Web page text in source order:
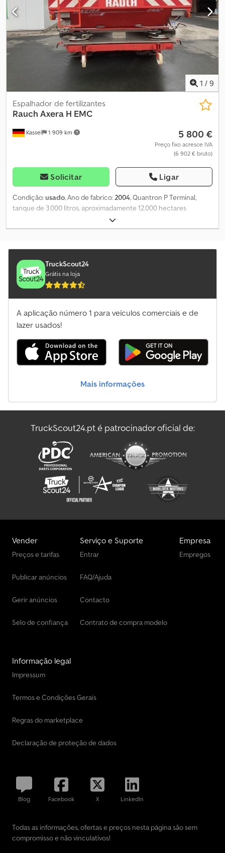
1 / 9
Kassel 1 909 km
Espalhador de fertilizantes
Rauch Axera H EMC
5 800 €
Preço fixo acresce IVA
(6 902 € bruto)
Solicitar Ligar
Condição:usado, Ano de fabrico:2004, Quantron P Terminal,
tanque de 3.000 litros, aproximadamente 12.000 hectares
espalhados, lona de cobertura, largura de trabalho de 27m, para-
lamas, acionamento hidráulico, iluminação. Codpfetgqfdsx Agtjha
TruckScout24
Grátis na loja
A aplicação número 1 para veículos comerciais e de
lazer usados!
Mais informações
TruckScout24.pt é patrocinador oficial de:
Vender
Preços e tarifas
Publicar anúncios
Gerir anúncios
Selo de confiança
Serviço e Suporte
Entrar
FAQ/Ajuda
Contacto
Contrato de compra modelo
Empresa
Empregos
Informação legal
Impressum
Termos e Condições Gerais
Regras do marketplace
Declaração de proteção de dados
Blog Facebook X LinkedIn
Todas as informações, ofertas e preços nesta página são sem
compromisso e não vinculativos!